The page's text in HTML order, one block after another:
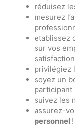
réduisez
mesurez
établissez
sur vos
satisfaction
privilégiez
soyez un
participant
suivez les
assurez-
personnel !